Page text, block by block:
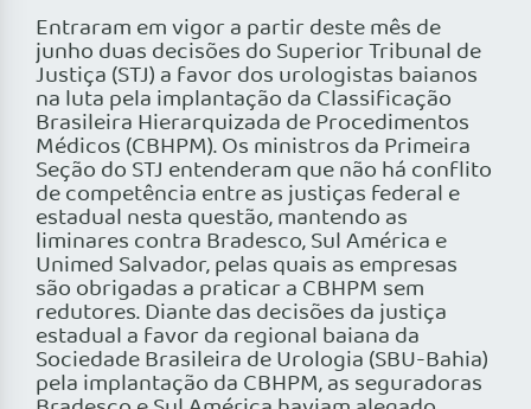
Entraram em vigor a partir deste mês de
junho duas decisões do Superior Tribunal de
Justiça (STJ) a favor dos urologistas baianos
na luta pela implantação da Classificação
Brasileira Hierarquizada de Procedimentos
Médicos (CBHPM). Os ministros da Primeira
Seção do STJ entenderam que não há conflito
de competência entre as justiças federal e
estadual nesta questão, mantendo as
liminares contra Bradesco, Sul América e
Unimed Salvador, pelas quais as empresas
são obrigadas a praticar a CBHPM sem
redutores. Diante das decisões da justiça
estadual a favor da regional baiana da
Sociedade Brasileira de Urologia (SBU-Bahia)
pela implantação da CBHPM, as seguradoras